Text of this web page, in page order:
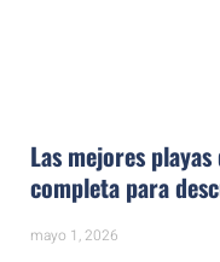
Las mejores
completa para
mayo 1, 2026